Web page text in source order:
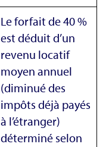
Le forfait de 40 %
est déduit d’un
revenu locatif
moyen annuel
(diminué des
impôts déjà payés
à l’étranger)
déterminé selon